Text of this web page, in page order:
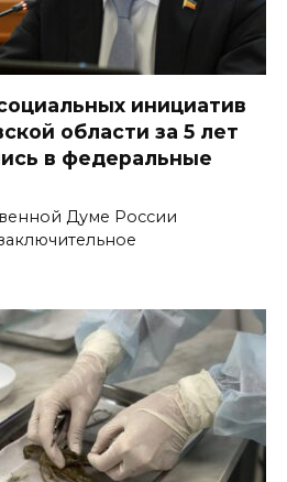
инициатив
области за 5 лет
в федеральные
Думе России